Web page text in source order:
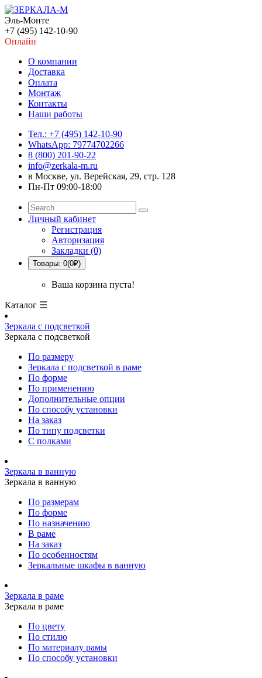
Эль-Монте
+7 (495) 142-10-90
Онлайн
О компании
Доставка
Оплата
Монтаж
Контакты
Наши работы
Тел.: +7 (495) 142-10-90
WhatsApp: 79774702266
8 (800) 201-90-22
info@zerkala-m.ru
в Москве, ул. Верейская, 29, стр. 128
Пн-Пт 09:00-18:00
Личный кабинет
Регистрация
Авторизация
Закладки (0)
Товары: 0(0₽)
Ваша корзина пуста!
Каталог ☰
Зеркала с подсветкой
Зеркала с подсветкой
По размеру
Зеркала с подсветкой в раме
По форме
По применению
Дополнительные опции
По способу установки
На заказ
По типу подсветки
С полками
Зеркала в ванную
Зеркала в ванную
По размерам
По форме
По назначению
В раме
На заказ
По особенностям
Зеркальные шкафы в ванную
Зеркала в раме
Зеркала в раме
По цвету
По стилю
По материалу рамы
По способу установки